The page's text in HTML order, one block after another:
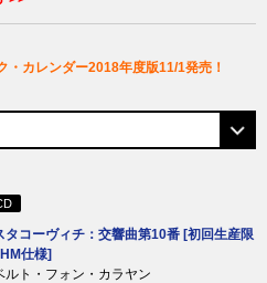
カレンダー2018年度版11/1発売！
タコーヴィチ：交響曲第10番 [初回生産限
仕様]
ルト・フォン・カラヤン